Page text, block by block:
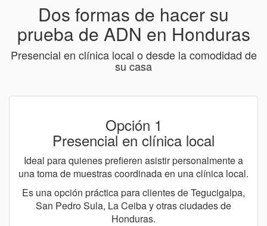
Dos formas de hacer su
prueba de ADN en Honduras
Presencial en clínica local o desde la comodidad de
su casa
Opción 1
Presencial en clínica local
Ideal para quienes prefieren asistir personalmente a
una toma de muestras coordinada en una clínica local.
Es una opción práctica para clientes de Tegucigalpa,
San Pedro Sula, La Ceiba y otras ciudades de
Honduras.